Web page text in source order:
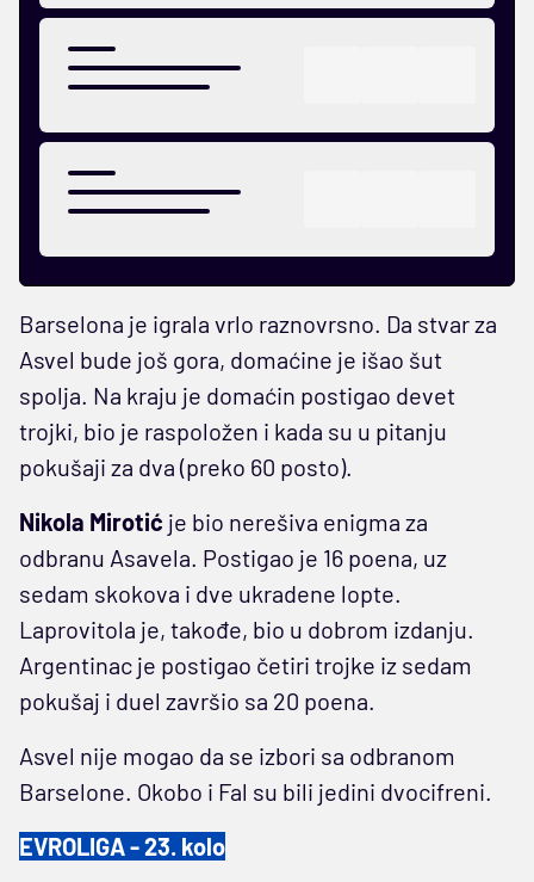
Barselona je igrala vrlo raznovrsno. Da stvar za
Asvel bude još gora, domaćine je išao šut
spolja. Na kraju je domaćin postigao devet
trojki, bio je raspoložen i kada su u pitanju
pokušaji za dva (preko 60 posto).
Nikola Mirotić je bio nerešiva enigma za
odbranu Asavela. Postigao je 16 poena, uz
sedam skokova i dve ukradene lopte.
Laprovitola je, takođe, bio u dobrom izdanju.
Argentinac je postigao četiri trojke iz sedam
pokušaj i duel završio sa 20 poena.
Asvel nije mogao da se izbori sa odbranom
Barselone. Okobo i Fal su bili jedini dvocifreni.
EVROLIGA - 23. kolo